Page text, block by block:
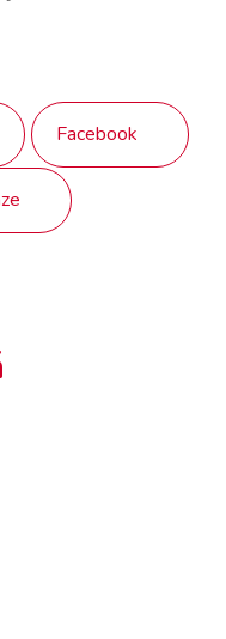
Facebook